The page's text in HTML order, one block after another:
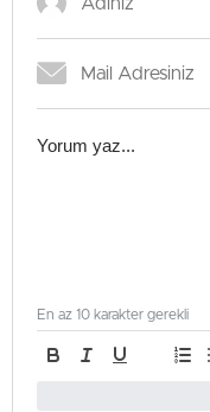
En az 10 karakter gerekli